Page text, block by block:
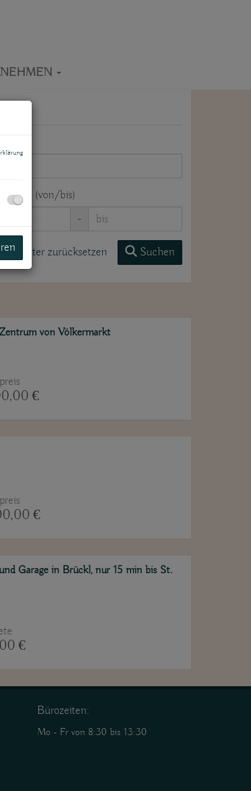
(von/bis)
-
Filter zurücksetzen Suchen
von Völkermarkt
€
€
Garage in Brückl, nur 15 min bis St.
€
Bürozeiten:
Mo - Fr von 8:30 bis 13:30